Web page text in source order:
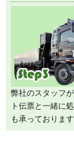
弊社のスタッフ
ト伝票と一緒に
も承っております